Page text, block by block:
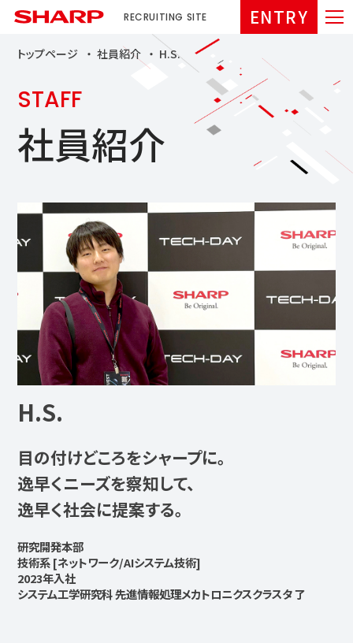
RECRUITING SITE ENTRY
トップページ 社員紹介 H.S.
STAFF
社員紹介
H.S.
目の付けどころをシャープに。
逸早くニーズを察知して、
逸早く社会に提案する。
研究開発本部
技術系 [ネットワーク/AIシステム技術]
2023年入社
システム工学研究科 先進情報処理メカトロニクスクラスタ 了